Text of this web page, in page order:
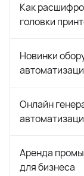
Как
головки
Новинки
Онлайн
Аренда
для бизнеса